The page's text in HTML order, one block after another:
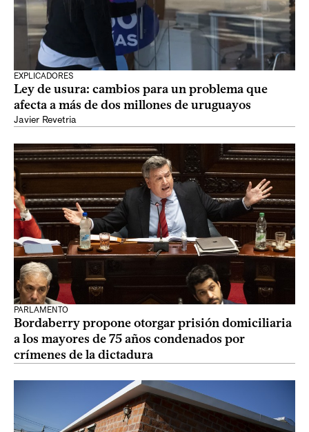
EXPLICADORES
Ley de usura: cambios para un problema que
afecta a más de dos millones de uruguayos
Javier Revetria
PARLAMENTO
Bordaberry propone otorgar prisión domiciliaria
a los mayores de 75 años condenados por
crímenes de la dictadura